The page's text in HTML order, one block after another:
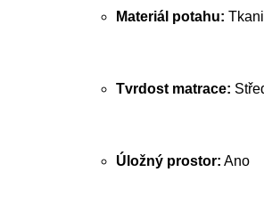
Materiál potahu:
Tvrdost matrace:
Úložný prostor: Ano